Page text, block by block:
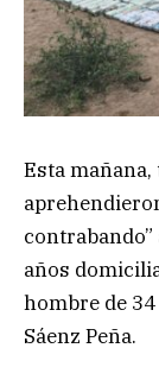
Esta
años
hombre de
Sáenz Peña.